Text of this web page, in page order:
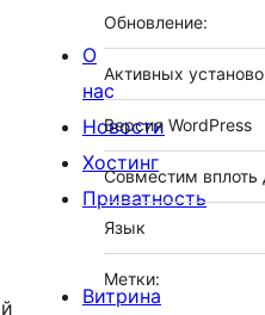
Обновление:
Активных
Версия WordPress
Совместим вплоть
Язык
Метки:
О
нас
Новости
Хостинг
Приватность
Витрина